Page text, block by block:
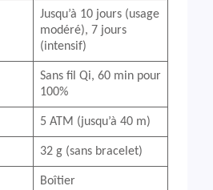
Jusqu’à 10 jours (usage
modéré), 7 jours
(intensif)
Sans fil Qi, 60 min pour
100%
5 ATM (jusqu’à 40 m)
32 g (sans bracelet)
Boîtier